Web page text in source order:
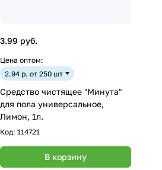
3.99 руб.
Цена оптом:
2.94 р. от 250 шт
Средство чистящее "Минута"
для пола универсальное,
Лимон, 1л.
Код: 114721
В корзину